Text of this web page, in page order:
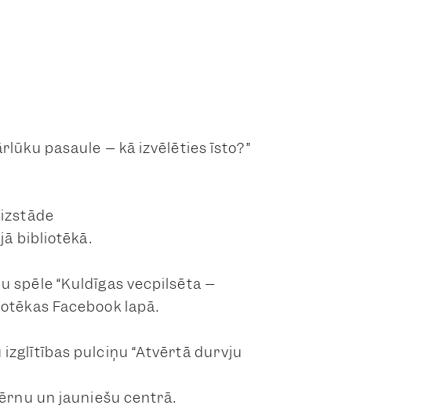
pasaule – kā izvēlēties īsto?”
bibliotēkā.
spēle “Kuldīgas vecpilsēta –
Facebook lapā.
pulciņu “Atvērtā durvju
un jauniešu centrā.